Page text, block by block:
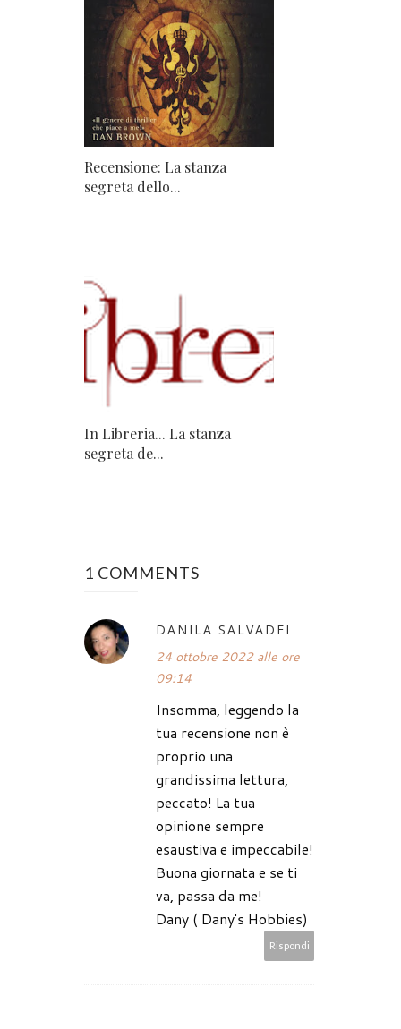
Recensione: La stanza
segreta dello...
In Libreria... La stanza
segreta de...
1 COMMENTS
DANILA SALVADEI
24 ottobre 2022 alle ore
09:14
Insomma, leggendo la
tua recensione non è
proprio una
grandissima lettura,
peccato! La tua
opinione sempre
esaustiva e impeccabile!
Buona giornata e se ti
va, passa da me!
Dany ( Dany's Hobbies)
Rispondi